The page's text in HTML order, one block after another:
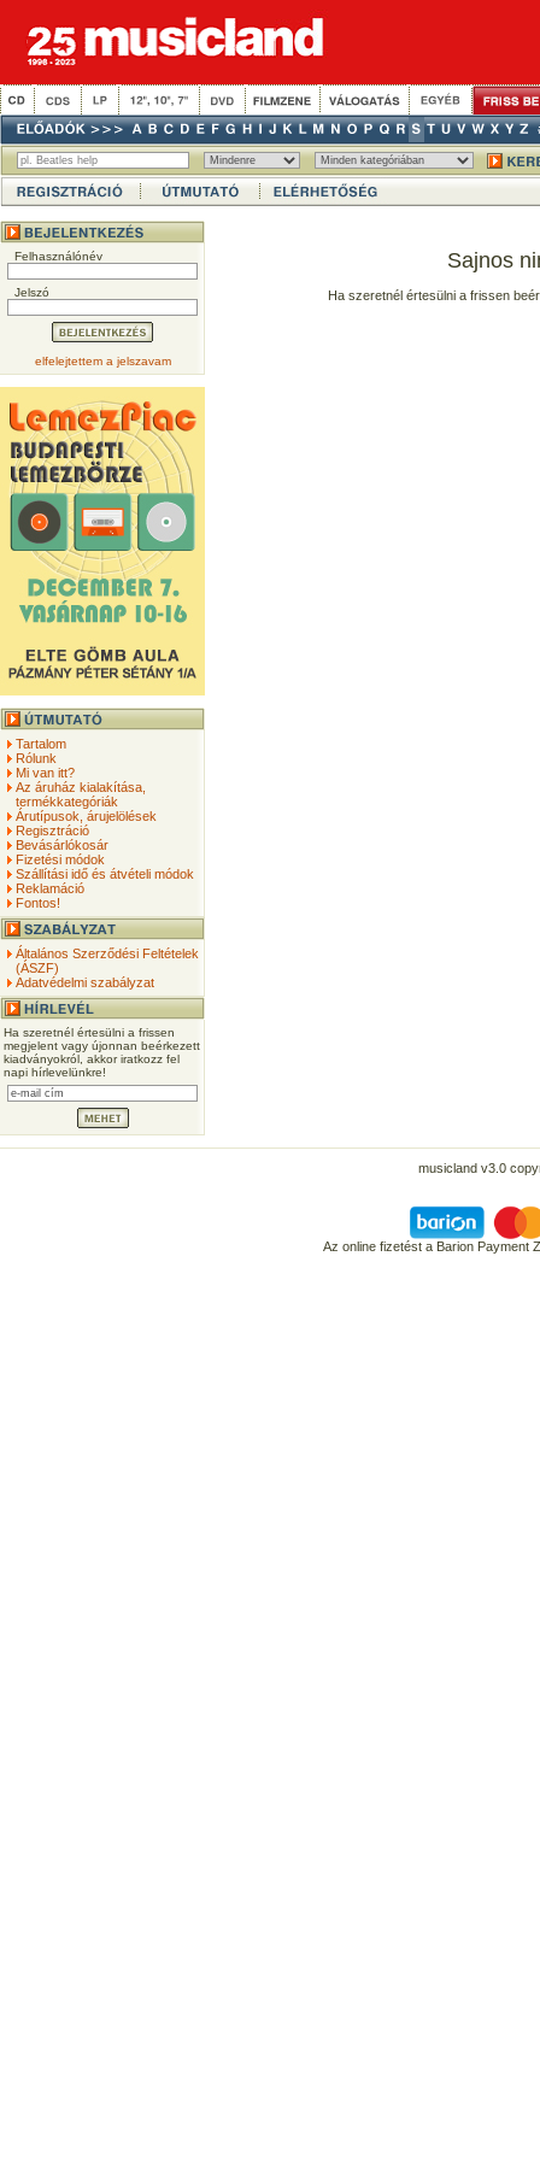
Felhasználónév
Jelszó
elfelejtettem a jelszavam
Tartalom
Rólunk
Mi van itt?
Az áruház kialakítása,
termékkategóriák
Árutípusok, árujelölések
Regisztráció
Bevásárlókosár
Fizetési módok
Szállítási idő és átvételi módok
Reklamáció
Fontos!
Általános Szerződési Feltételek
(ÁSZF)
Adatvédelmi szabályzat
Ha szeretnél értesülni a frissen
megjelent vagy újonnan beérkezett
kiadványokról, akkor iratkozz fel
napi hírlevelünkre!
Sajnos
Ha szeretnél értesülni a frissen
musicland v3.0
Az online fizetést a Barion Payment